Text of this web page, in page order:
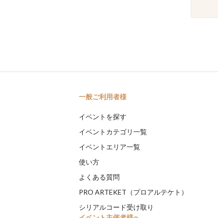
一般ご利用者様
イベントを探す
イベントカテゴリ一覧
イベントエリア一覧
使い方
よくある質問
PRO ARTEKET（プロアルテケト）
シリアルコード受け取り